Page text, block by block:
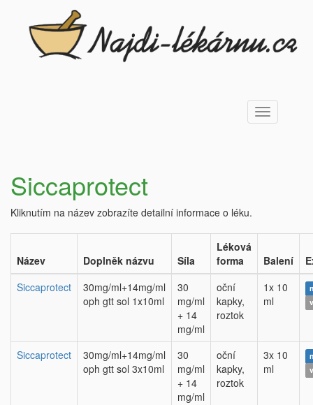
Toggle
navigation
Siccaprotect
Kliknutím na název zobrazíte detailní informace o léku.
Název Doplněk názvu Síla
Léková
forma
Balení
Siccaprotect
30mg/ml+14mg/ml
oph gtt sol 1x10ml
30
mg/ml
+ 14
mg/ml
oční
kapky,
roztok
1x 10
ml
Siccaprotect
30mg/ml+14mg/ml
oph gtt sol 3x10ml
30
mg/ml
+ 14
mg/ml
oční
kapky,
roztok
3x 10
ml